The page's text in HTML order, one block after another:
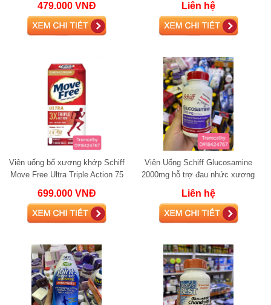
tổng thể
479.000 VNĐ Liên hệ
Viên uống bổ xương khớp Schiff
Move Free Ultra Triple Action 75
699.000 VNĐ
Viên Uống Schiff Glucosamine
2000mg hỗ trợ đau nhức xương
khớp
Liên hệ